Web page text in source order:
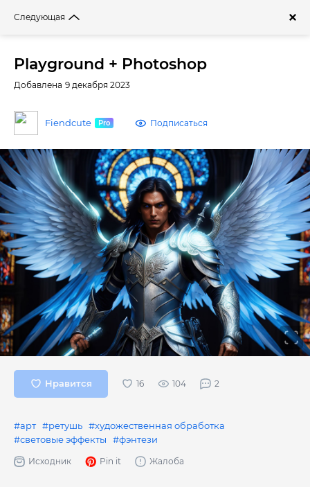
Войти
Следующая
Playground + Photoshop
Добавлена 9 декабря 2023
Fiendcute
Нравится 104 2
#арт #ретушь #художественная обработка
#световые эффекты
#фэнтези
Исходник Pin it Жалоба